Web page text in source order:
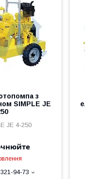
з
SIMPLE JE
JE 4-250
94-73